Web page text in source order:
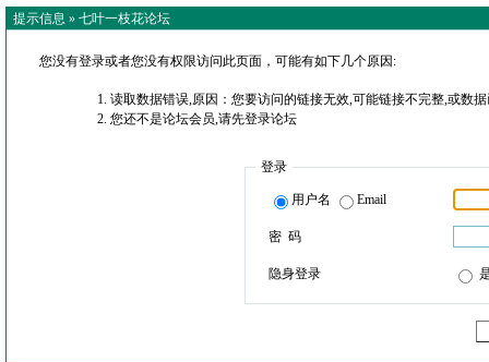
提示信息 » 七叶一枝花论坛
您没有登录或者您没有权限访问此页面，可能有如下几个原因:
读取数据错误,原因：您要访问的链接无效,可能链接不完整,或数
您还不是论坛会员,请先登录论坛
登录
用户名 Email
密 码
隐身登录